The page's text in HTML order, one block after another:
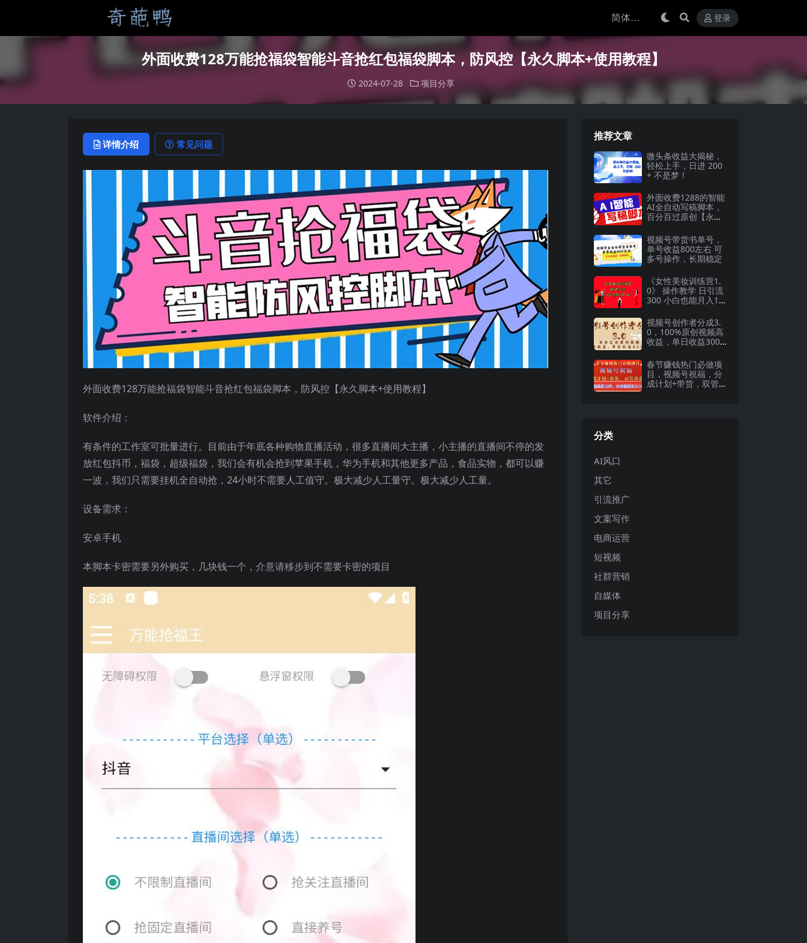
登录
外面收费128万能抢福袋智能斗音抢红包福袋脚本，防风控【永久脚本+使用教程】
2024-07-28 项目分享
详情介绍 常见问题
外面收费128万能抢福袋智能斗音抢红包福袋脚本，防风控【永久脚本+使用教程】
软件介绍：
有条件的工作室可批量进行。目前由于年底各种购物直播活动，很多直播间大主播，小主播的直播间不停的发
放红包抖币，福袋，超级福袋，我们会有机会抢到苹果手机，华为手机和其他更多产品，食品实物，都可以赚
一波，我们只需要挂机全自动抢，24小时不需要人工值守。极大减少人工量守。极大减少人工量。
设备需求：
安卓手机
本脚本卡密需要另外购买，几块钱一个，介意请移步到不需要卡密的项目
推荐文章
微头条收益大揭秘，
轻松上手，日进 200
+ 不是梦！
外面收费1288的智能
AI全自动写稿脚本，
百分百过原创【永久
视频号带货书单号，
单号收益800左右 可
多号操作，长期稳定
《女性美妆训练营1.
0》 操作教学 日引流
300 小白也能月入1W
视频号创作者分成3.
0，100%原创视频高
收益，单日收益3000
春节赚钱热门必做项
目，视频号祝福，分
成计划+带货，双管
分类
AI风口
其它
引流推广
文案写作
电商运营
短视频
社群营销
自媒体
项目分享